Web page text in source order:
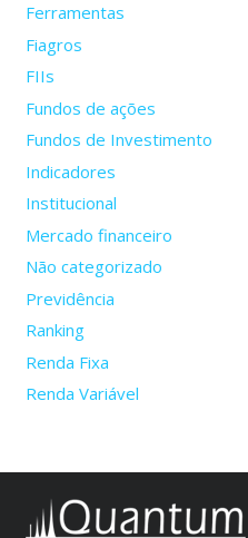
Ferramentas
Fiagros
FIIs
Fundos de ações
Fundos de Investimento
Indicadores
Institucional
Mercado financeiro
Não categorizado
Previdência
Ranking
Renda Fixa
Renda Variável